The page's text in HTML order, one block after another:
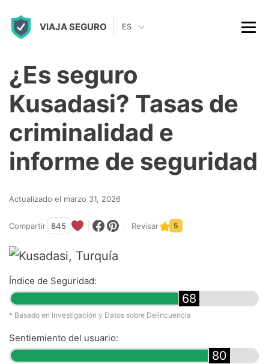
VIAJA SEGURO ES
¿Es seguro
Kusadasi? Tasas de
criminalidad e
informe de seguridad
Actualizado el marzo 31, 2026
Compartir 845 Revisar 5
Índice de Seguridad:
68
* Basado en Investigación y Datos sobre Delincuencia
Sentiemiento del usuario:
80